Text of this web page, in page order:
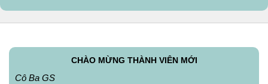
CHÀO MỪNG THÀNH VIÊN MỚI
Cô Ba GS